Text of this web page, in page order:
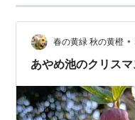
春の黄緑 秋の黄橙 •
あやめ池のクリス